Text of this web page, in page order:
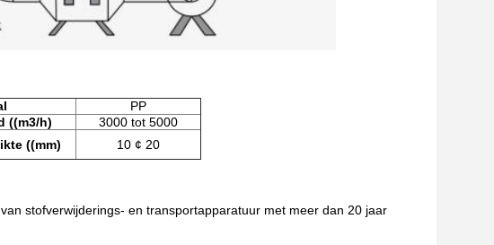
PP
((m3/h)
3000 tot 5000
((mm) 10 ¢ 20
stofverwijderings- en transportapparatuur met meer dan 20 jaar